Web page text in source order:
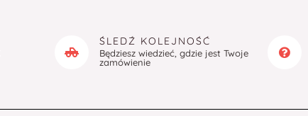
ŚLEDŹ KOLEJNOŚĆ
Będziesz wiedzieć, gdzie jest Twoje
zamówienie